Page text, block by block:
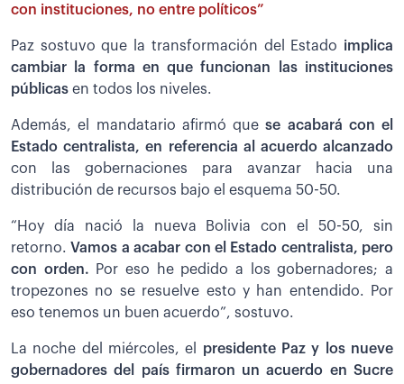
con instituciones, no entre políticos”
Paz sostuvo que la transformación del Estado implica
cambiar la forma en que funcionan las instituciones
públicas en todos los niveles.
Además, el mandatario afirmó quese acabará con el
Estado centralista, en referencia al acuerdo alcanzado
con las gobernaciones para avanzar hacia una
distribución de recursos bajo el esquema 50-50.
“Hoy día nació la nueva Bolivia con el 50-50, sin
retorno.Vamos a acabar con el Estado centralista, pero
con orden. Por eso he pedido a los gobernadores; a
tropezones no se resuelve esto y han entendido. Por
eso tenemos un buen acuerdo”, sostuvo.
La noche del miércoles, el presidente Paz y los nueve
gobernadores del país firmaron un acuerdo en Sucre